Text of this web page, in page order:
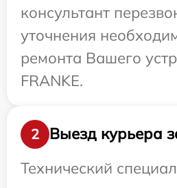
консультант
уточнения
ремонта Вашего
FRANKE.
2
Выезд курьера
Технический